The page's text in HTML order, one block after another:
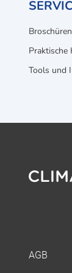
Praktische
Tools und
AGB